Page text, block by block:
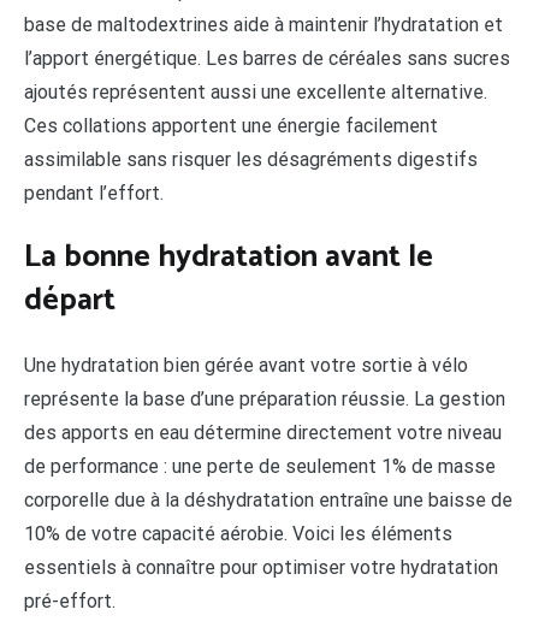
base de maltodextrines aide à maintenir l’hydratation et
l’apport énergétique. Les barres de céréales sans sucres
ajoutés représentent aussi une excellente alternative.
Ces collations apportent une énergie facilement
assimilable sans risquer les désagréments digestifs
pendant l’effort.
La bonne hydratation avant le
départ
Une hydratation bien gérée avant votre sortie à vélo
représente la base d’une préparation réussie. La gestion
des apports en eau détermine directement votre niveau
de performance : une perte de seulement 1% de masse
corporelle due à la déshydratation entraîne une baisse de
10% de votre capacité aérobie. Voici les éléments
essentiels à connaître pour optimiser votre hydratation
pré-effort.